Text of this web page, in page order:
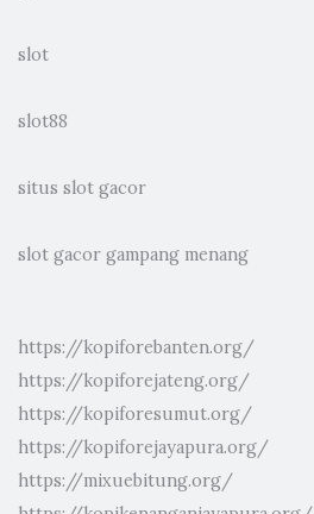
slot
slot88
situs slot gacor
slot gacor gampang menang
https://kopiforebanten.org/
https://kopiforejateng.org/
https://kopiforesumut.org/
https://kopiforejayapura.org/
https://mixuebitung.org/